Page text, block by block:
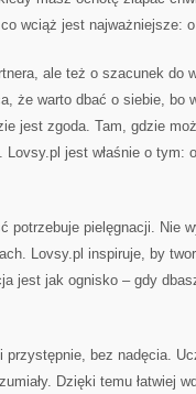
wciąż jest najważniejsze:
ale też o szacunek do
że warto dbać o siebie, bo
jest zgoda. Tam, gdzie
jest właśnie o tym:
potrzebuje pielęgnacji. Nie
Lovsy.pl inspiruje, by
jest jak ognisko – gdy
przystępnie, bez nadęcia.
Dzięki temu łatwiej